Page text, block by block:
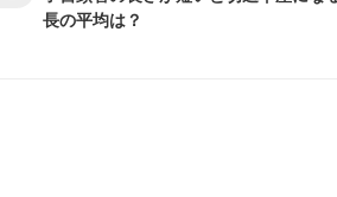
長の平均は？